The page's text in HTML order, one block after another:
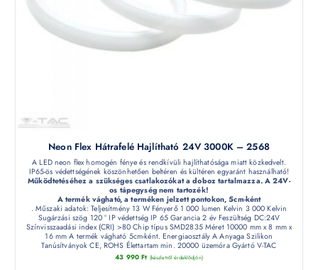
Neon Flex Hátrafelé Hajlítható 24V 3000K – 2568
A LED neon flex homogén fénye és rendkívüli hajlíthatósága miatt közkedvelt.
IP65-ös védettségének köszönhetően beltéren és kültéren egyaránt használható!
Működtetéséhez a szükséges csatlakozókat a doboz tartalmazza. A 24V-
os tápegység nem tartozék!
A termék vágható, a terméken jelzett pontokon, 5cm-ként
. Műszaki adatok: Teljesítmény 13 W Fényerő 1 000 lumen Kelvin 3 000 Kelvin
Sugárzási szög 120 ° IP védettség IP 65 Garancia 2 év Feszültség DC:24V
Színvisszaadási index (CRI) >80 Chip típus SMD2835 Méret 10000 mm x 8 mm x
16 mm A termék vágható 5cm-ként. Energiaosztály A Anyaga Szilikon
Tanúsítványok CE, ROHS Élettartam min. 20000 üzemóra Gyártó V-TAC
43 990Ft (készletről érdeklődjön)